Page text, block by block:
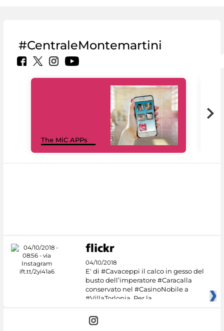
#CentraleMontemartini
The MiC APPs
04/10/2018
E' di #Cavaceppi il calco in gesso del
busto dell’imperatore #Caracalla
conservato nel #CasinoNobile a
#VillaTorlonia. Per la